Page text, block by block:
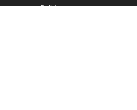
Polícia